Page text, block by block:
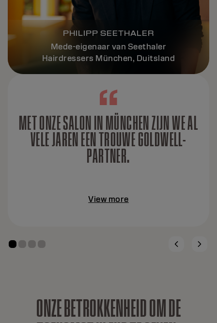
PHILIPP SEETHALER
Mede-eigenaar van Seethaler
Hairdressers München, Duitsland
MET ONZE SALON IN MÜNCHEN ZIJN WE AL
VELE JAREN EEN TROUWE GOLDWELL-
PARTNER.
View more
ONZEBETROKKENHEIDOMDE